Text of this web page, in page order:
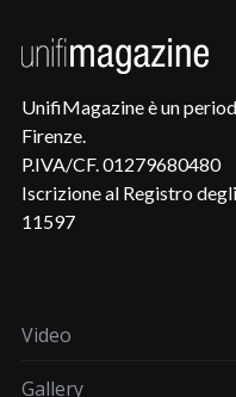
UnifiMagazine è un
Firenze.
P.IVA/CF. 01279680480
Iscrizione al Registro
11597
Video
Gallery